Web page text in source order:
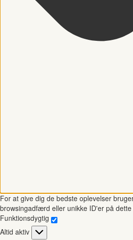
For at give dig de bedste oplevelser
browsingadfærd eller unikke ID'er på
Funktionsdygtig
Funktionsdygtig
Altid aktiv